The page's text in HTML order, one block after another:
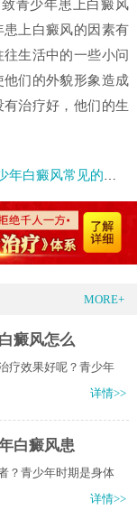
青少年患上白癜风
上白癜风的因素有
生活中的一些小问
们的外貌形象造成
治疗好，他们的生
常见的病因有哪些
MORE+
癜风怎么
疗效果好呢？青少年
详情>>
白癜风患
？青少年时期是身体
详情>>